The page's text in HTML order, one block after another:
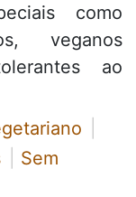
como
veganos
ao
Sem